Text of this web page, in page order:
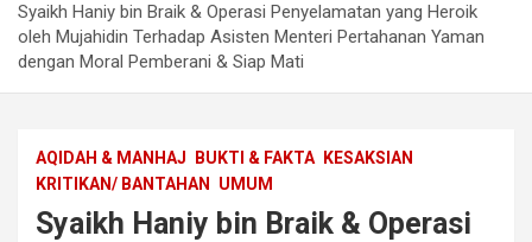
Syaikh Haniy bin Braik & Operasi Penyelamatan yang Heroik
oleh Mujahidin Terhadap Asisten Menteri Pertahanan Yaman
dengan Moral Pemberani & Siap Mati
AQIDAH & MANHAJ BUKTI & FAKTA
KESAKSIAN
KRITIKAN/ BANTAHAN
UMUM
Syaikh Haniy bin Braik & Operasi